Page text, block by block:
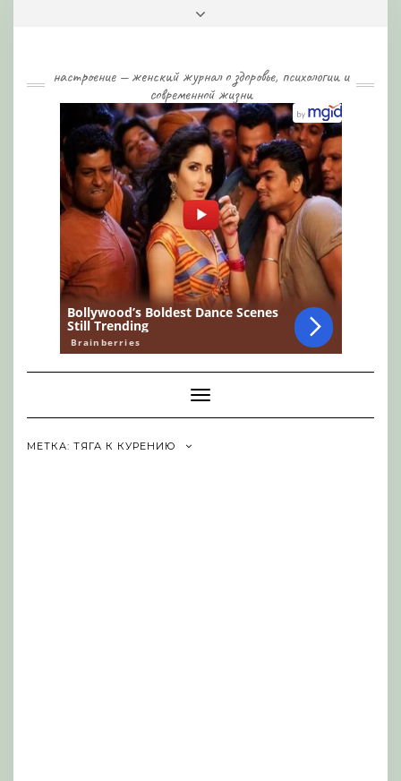
настроение — женский журнал о здоровье, психологии и
современной жизни
Toggle
Navigation
МЕТКА: ТЯГА К КУРЕНИЮ